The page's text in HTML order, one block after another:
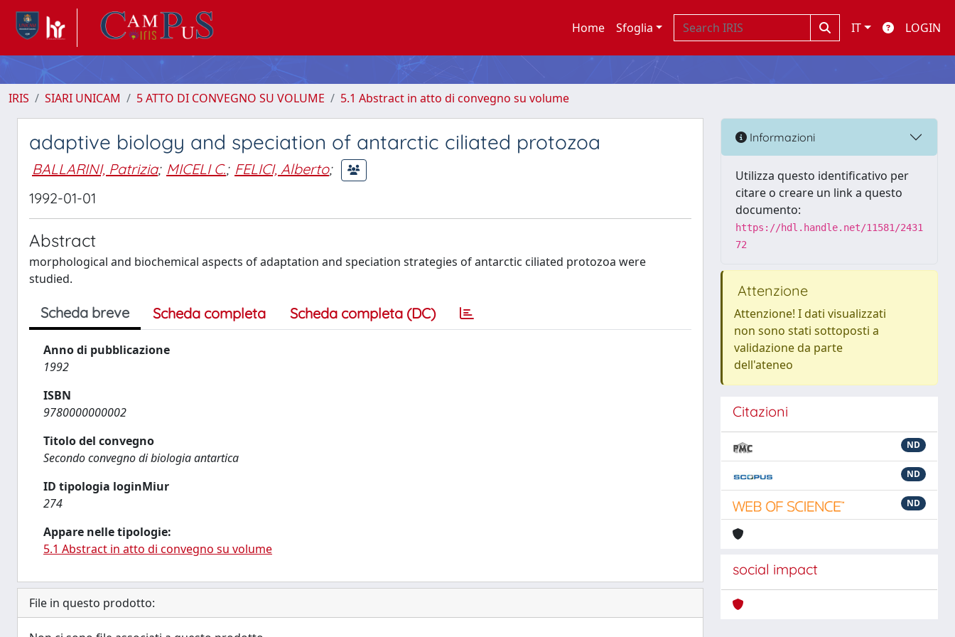
Home Sfoglia IT LOGIN
IRIS SIARI UNICAM 5 ATTO DI CONVEGNO SU VOLUME 5.1 Abstract in atto di convegno su volume
adaptive biology and speciation of antarctic ciliated protozoa
BALLARINI, Patrizia; MICELI C.; FELICI, Alberto;
1992-01-01
Abstract
morphological and biochemical aspects of adaptation and speciation strategies of antarctic ciliated protozoa were
studied.
Scheda breve Scheda completa Scheda completa (DC)
Anno di pubblicazione
1992
ISBN
9780000000002
Titolo del convegno
Secondo convegno di biologia antartica
ID tipologia loginMiur
274
Appare nelle tipologie:
5.1 Abstract in atto di convegno su volume
File in questo prodotto:
Informazioni
Utilizza questo identificativo per
citare o creare un link a questo
documento:
https://hdl.handle.net/11581/2431
72
Attenzione
Attenzione! I dati visualizzati
non sono stati sottoposti a
validazione da parte
dell'ateneo
Citazioni
ND
ND
ND
social impact